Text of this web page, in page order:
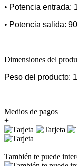
• Potencia entrada:
• Potencia salida:
Dimensiones del
Peso del producto:
Medios de pagos
+
También te puede